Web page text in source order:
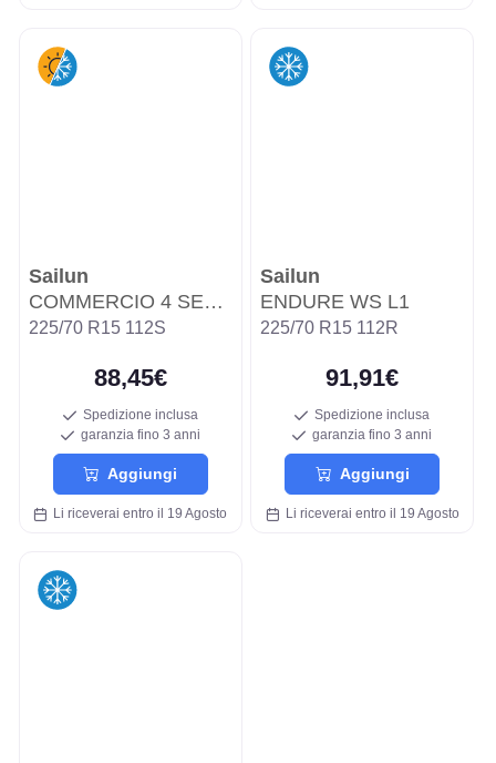
Sailun
COMMERCIO 4 SEASONS
225/70 R15 112S
88,45€
Spedizione inclusa
garanzia fino 3 anni
Aggiungi
Li riceverai entro il 19 Agosto
Sailun
ENDURE WS L1
225/70 R15 112R
91,91€
Spedizione inclusa
garanzia fino 3 anni
Aggiungi
Li riceverai entro il 19 Agosto